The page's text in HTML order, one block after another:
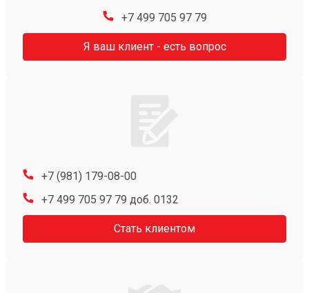
+7 499 705 97 79
Я ваш клиент - есть вопрос
+7 (981) 179-08-00
+7 499 705 97 79 доб. 0132
Стать клиентом